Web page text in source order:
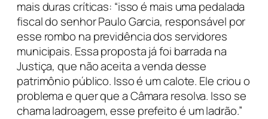
mais duras críticas: “isso é mais uma pedalada
fiscal do senhor Paulo Garcia, responsável por
esse rombo na previdência dos servidores
municipais. Essa proposta já foi barrada na
Justiça, que não aceita a venda desse
patrimônio público. Isso é um calote. Ele criou o
problema e quer que a Câmara resolva. Isso se
chama ladroagem, esse prefeito é um ladrão.”